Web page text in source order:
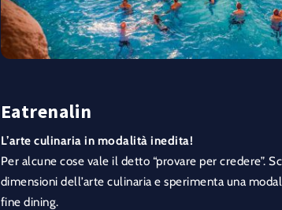
Eatrenalin
L’arte culinaria in modalità inedita!
Per alcune cose vale il detto “provare per credere”.
dimensioni dell’arte culinaria e sperimenta una
fine dining.